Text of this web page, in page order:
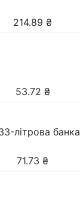
214.89 ₴
53.72 ₴
літрова банка
71.73 ₴